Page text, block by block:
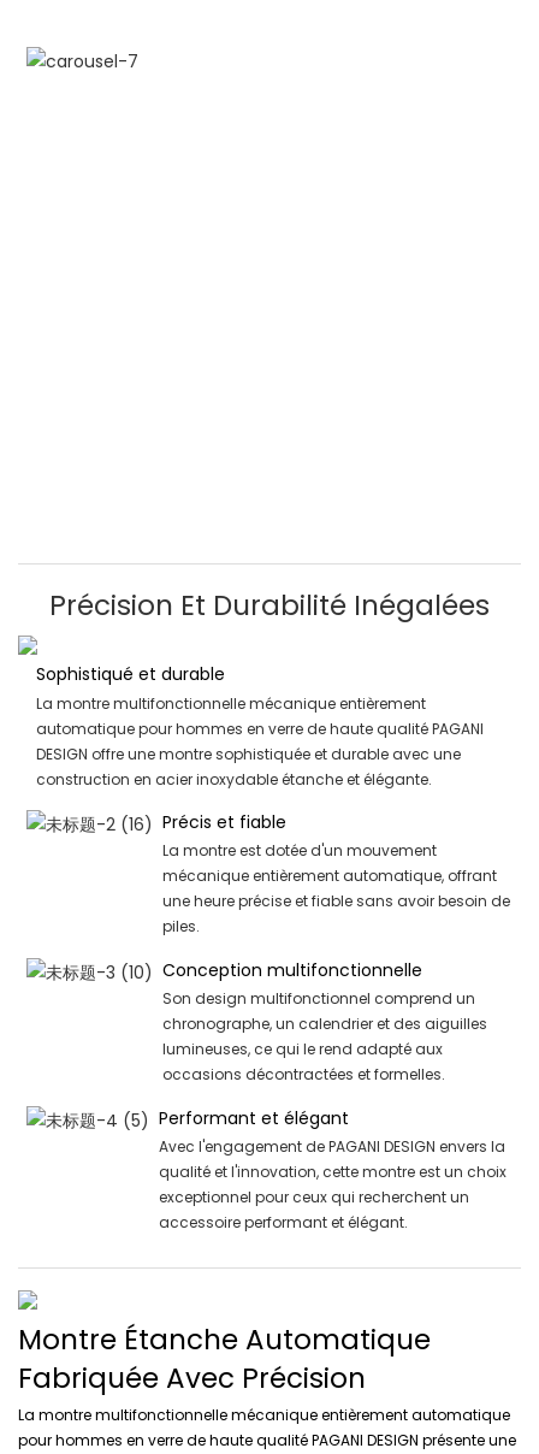
Précision Et Durabilité Inégalées
Sophistiqué et durable
La montre multifonctionnelle mécanique entièrement
automatique pour hommes en verre de haute qualité PAGANI
DESIGN offre une montre sophistiquée et durable avec une
construction en acier inoxydable étanche et élégante.
Précis et fiable
La montre est dotée d'un mouvement
mécanique entièrement automatique, offrant
une heure précise et fiable sans avoir besoin de
piles.
Conception multifonctionnelle
Son design multifonctionnel comprend un
chronographe, un calendrier et des aiguilles
lumineuses, ce qui le rend adapté aux
occasions décontractées et formelles.
Performant et élégant
Avec l'engagement de PAGANI DESIGN envers la
qualité et l'innovation, cette montre est un choix
exceptionnel pour ceux qui recherchent un
accessoire performant et élégant.
Montre Étanche Automatique
Fabriquée Avec Précision
La montre multifonctionnelle mécanique entièrement automatique
pour hommes en verre de haute qualité PAGANI DESIGN présente une